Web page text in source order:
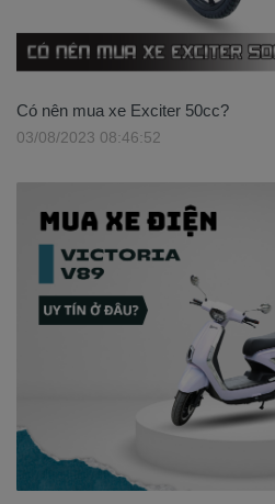
Có nên mua xe Exciter 50cc?
03/08/2023 08:46:52